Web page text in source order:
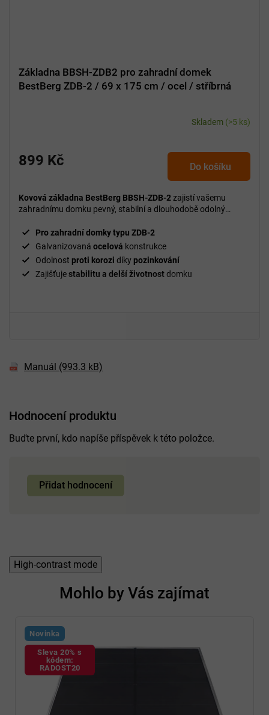
Základna BBSH-ZDB2 pro zahradní domek
BestBerg ZDB-2 / 69 x 175 cm / ocel / stříbrná
Skladem (>5 ks)
899 Kč Do košíku
Kovová základna BestBerg BBSH-ZDB-2zajistí vašemu
zahradnímu domku pevný, stabilní a dlouhodobě odolný
Pro zahradní domky typu ZDB-2
Galvanizovaná ocelová konstrukce
Odolnost proti korozi díky pozinkování
Zajišťujestabilitu a delší životnostdomku
Manuál (993.3 kB)
Hodnocení produktu
Buďte první, kdo napíše příspěvek k této položce.
Přidat hodnocení
High-contrast mode
Mohlo by Vás zajímat
Novinka
Sleva 20% s
kódem:
RADOST20